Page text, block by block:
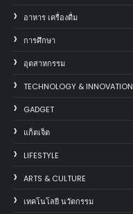
อาหาร เครื่องดื่ม
การศึกษา
อุตสาหกรรม
TECHNOLOGY & INNOVATION
GADGET
แก็ตเจ็ต
LIFESTYLE
ARTS & CULTURE
เทคโนโลยี นวัตกรรม